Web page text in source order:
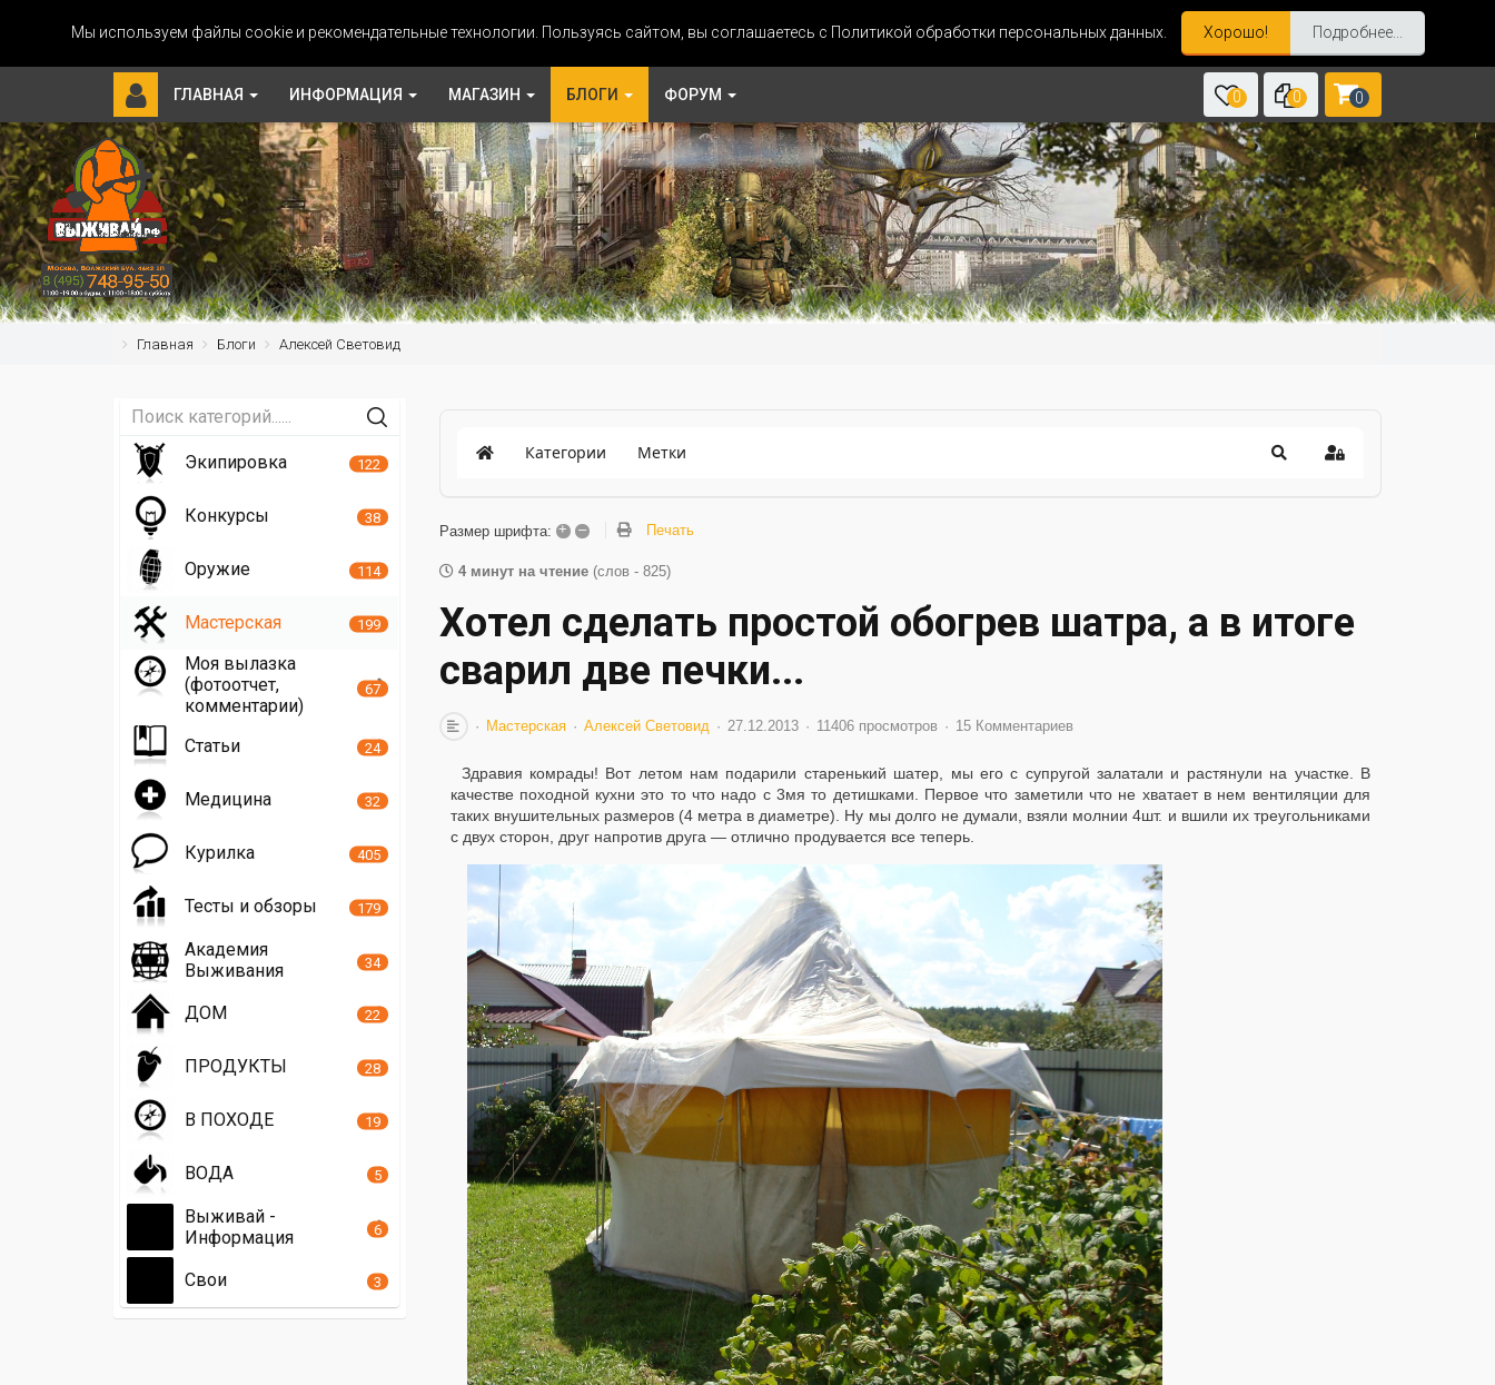
Мы используем файлы cookie и рекомендательные технологии. Пользуясь сайтом, вы соглашаетесь с Политикой обработки персональных данных. Хорошо! Подробнее...
ГЛАВНАЯ ИНФОРМАЦИЯ МАГАЗИН БЛОГИ ФОРУМ 0 0 0
Главная Блоги Алексей Световид
Категории Метки
Размер шрифта: + – Печать
4 минут на чтение (слов - 825)
Хотел сделать простой обогрев шатра, а в итоге
сварил две печки...
Мастерская Алексей Световид 27.12.2013 11406 просмотров 15 Комментариев
Здравия комрады! Вот летом нам подарили старенький шатер, мы его с супругой залатали и растянули на участке. В
качестве походной кухни это то что надо с 3мя то детишками. Первое что заметили что не хватает в нем вентиляции для
таких внушительных размеров (4 метра в диаметре). Ну мы долго не думали, взяли молнии 4шт. и вшили их треугольниками
с двух сторон, друг напротив друга — отлично продувается все теперь.
Экипировка 122
Конкурсы 38
Оружие 114
Мастерская 199
Моя вылазка
(фотоотчет,
комментарии)
67
Статьи 24
Медицина 32
Курилка 405
Тесты и обзоры 179
Академия
Выживания
34
ДОМ 22
ПРОДУКТЫ 28
В ПОХОДЕ 19
ВОДА 5
Выживай -
Информация
6
Свои 3